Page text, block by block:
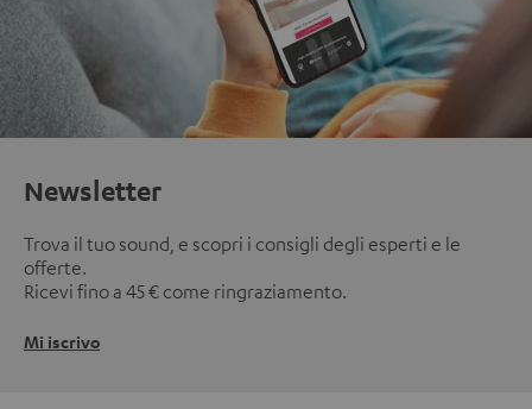
Newsletter
Trova il tuo sound, e scopri i consigli degli esperti e le
offerte.
Ricevi fino a 45 € come ringraziamento.
Mi iscrivo